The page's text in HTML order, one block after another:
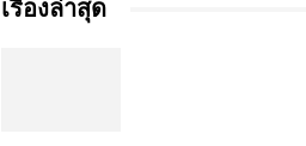
เรื่องล่าสุด